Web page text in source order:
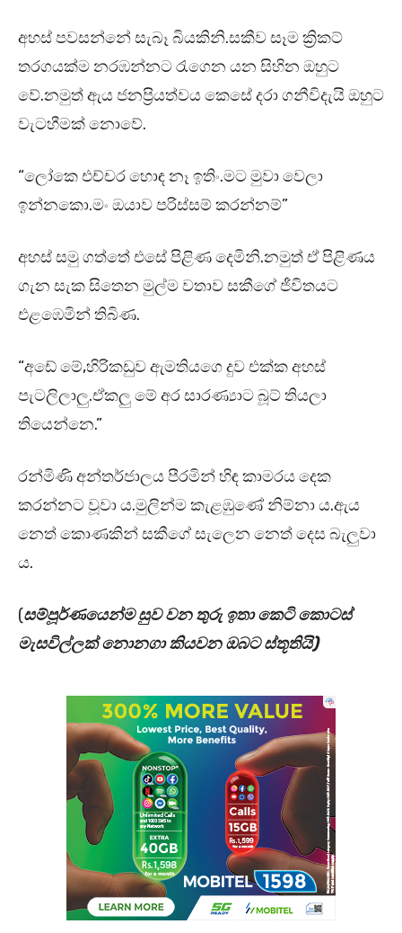
අහස් පවසන්නේ සැබෑ බියකිනි.සකීව සෑම ක්‍රිකට්
තරගයක්ම නරඹන්නට රැගෙන යන සිහින ඔහුට
වේ.නමුත් ඇය ජනප්‍රියත්වය කෙසේ දරා ගනීවිදැයි ඔහුට
වැටහීමක් නොවේ.
“ලෝකෙ එච්චර හොඳ නෑ ඉතිං.මට මුවා වෙලා
ඉන්නකො.මං ඔයාව පරිස්සම් කරන්නම්”
අහස් සමු ගත්තේ එසේ පිළිණ දෙමිනි.නමුත් ඒ පිළිණය
ගැන සැක සිතෙන මුල්ම වතාව සකීගේ ජීවිතයට
එළඹෙමින් තිබිණ.
“අඩේ මේ,හිරිකඩුව ඇමතියගෙ දුව එක්ක අහස්
පැටලිලාලු.ඒකලු මේ අර සාරණ්‍යාට බූට් තියලා
තියෙන්නෙ.”
රන්මිණි අන්තර්ජාලය පීරමින් හිඳ කාමරය දෙක
කරන්නට වූවා ය.මුලින්ම කැළඹුණේ නිම්නා ය.ඇය
නෙත් කොණකින් සකීගේ සැලෙන නෙත් දෙස බැලුවා
ය.
(සම්පූර්ණයෙන්ම සුව වන තුරු ඉතා කෙටි කොටස්
මැසවිල්ලක් නොනගා කියවන ඔබට ස්තූතියි)